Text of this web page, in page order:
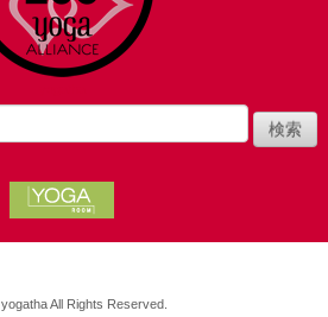
yogatha All Rights Reserved.